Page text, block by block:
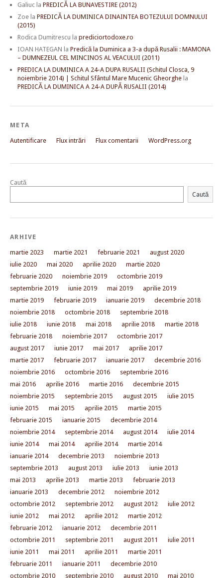
Galiuc la PREDICĂ LA BUNAVESTIRE (2012)
Zoe la PREDICĂ LA DUMINICA DINAINTEA BOTEZULUI DOMNULUI
(2015)
Rodica Dumitrescu la prediciortodoxe.ro
IOAN HATEGAN la Predică la Duminica a 3-a după Rusalii : MAMONA
– DUMNEZEUL CEL MINCINOS AL VEACULUI (2011)
PREDICA LA DUMINICA A 24-A DUPA RUSALII (Schitul Closca, 9
noiembrie 2014) | Schitul Sfântul Mare Mucenic Gheorghe la
PREDICĂ LA DUMINICA A 24-A DUPĂ RUSALII (2014)
META
Autentificare Flux intrări Flux comentarii WordPress.org
Caută
Caută
ARHIVE
martie 2023 martie 2021 februarie 2021
august 2020
iulie 2020
mai 2020 aprilie 2020
martie 2020
februarie 2020
noiembrie 2019
octombrie 2019
septembrie 2019
iunie 2019 mai 2019
aprilie 2019
martie 2019
februarie 2019 ianuarie 2019
decembrie 2018
noiembrie 2018
octombrie 2018
septembrie 2018
iulie 2018
iunie 2018 mai 2018 aprilie 2018
martie 2018
februarie 2018
noiembrie 2017
octombrie 2017
august 2017
iunie 2017 mai 2017
aprilie 2017
martie 2017
februarie 2017 ianuarie 2017
decembrie 2016
noiembrie 2016
octombrie 2016
septembrie 2016
mai 2016
aprilie 2016 martie 2016
decembrie 2015
noiembrie 2015
septembrie 2015 august 2015
iulie 2015
iunie 2015
mai 2015 aprilie 2015
martie 2015
februarie 2015
ianuarie 2015
decembrie 2014
noiembrie 2014
septembrie 2014 august 2014
iulie 2014
iunie 2014
mai 2014 aprilie 2014
martie 2014
ianuarie 2014
decembrie 2013
noiembrie 2013
septembrie 2013
august 2013 iulie 2013
iunie 2013
mai 2013
aprilie 2013 martie 2013
februarie 2013
ianuarie 2013
decembrie 2012
noiembrie 2012
octombrie 2012
septembrie 2012 august 2012
iulie 2012
iunie 2012
mai 2012 aprilie 2012
martie 2012
februarie 2012
ianuarie 2012
decembrie 2011
octombrie 2011
septembrie 2011 august 2011
iulie 2011
iunie 2011
mai 2011 aprilie 2011
martie 2011
februarie 2011
ianuarie 2011
decembrie 2010
octombrie 2010
septembrie 2010 august 2010 mai 2010